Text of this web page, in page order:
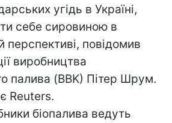
угідь в Україні,
себе сировиною в
перспективі, повідомив
виробництва
палива (BBK) Пітер Шрум.
Reuters.
біопалива ведуть